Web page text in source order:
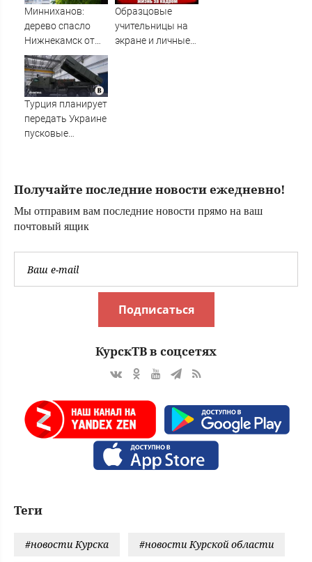
Минниханов:
дерево спасло
Нижнекамск от
разрушительных
последствий
удара БПЛА
Образцовые
учительницы на
экране и личные
Турция планирует
передать Украине
пусковые
Получайте последние новости ежедневно!
Мы отправим вам последние новости прямо на ваш
почтовый ящик
Подписаться
КурскТВ в соцсетях
Теги
#новости Курска #новости Курской области